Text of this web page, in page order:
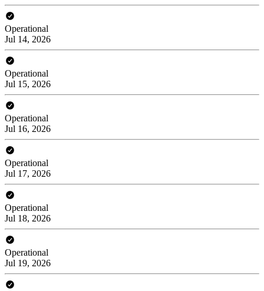
Operational
Jul 14, 2026
Operational
Jul 15, 2026
Operational
Jul 16, 2026
Operational
Jul 17, 2026
Operational
Jul 18, 2026
Operational
Jul 19, 2026